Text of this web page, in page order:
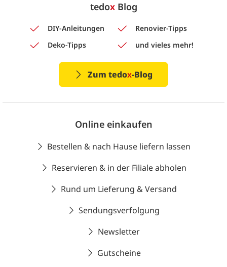
tedoxBlog
DIY-Anleitungen
Renovier-Tipps
Deko-Tipps
und vieles mehr!
Zum tedox-Blog
Online einkaufen
Bestellen & nach Hause liefern lassen
Reservieren & in der Filiale abholen
Rund um Lieferung & Versand
Sendungsverfolgung
Newsletter
Gutscheine